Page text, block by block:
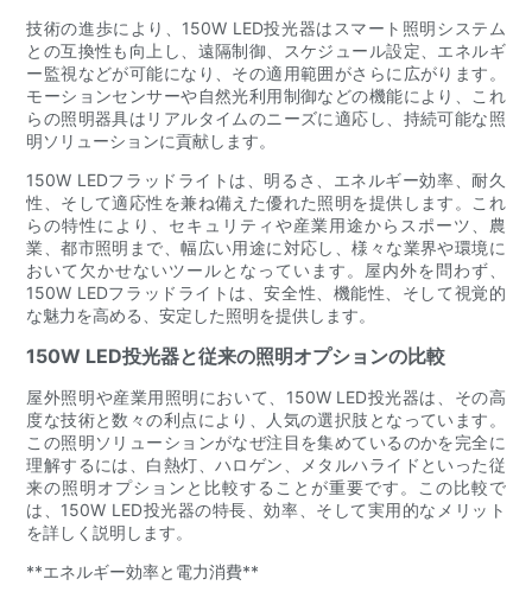
技術の進歩により、150W LED投光器はスマート照明システム
との互換性も向上し、遠隔制御、スケジュール設定、エネルギ
ー監視などが可能になり、その適用範囲がさらに広がります。
モーションセンサーや自然光利用制御などの機能により、これ
らの照明器具はリアルタイムのニーズに適応し、持続可能な照
明ソリューションに貢献します。
150W LEDフラッドライトは、明るさ、エネルギー効率、耐久
性、そして適応性を兼ね備えた優れた照明を提供します。これ
らの特性により、セキュリティや産業用途からスポーツ、農
業、都市照明まで、幅広い用途に対応し、様々な業界や環境に
おいて欠かせないツールとなっています。屋内外を問わず、
150W LEDフラッドライトは、安全性、機能性、そして視覚的
な魅力を高める、安定した照明を提供します。
150W LED投光器と従来の照明オプションの比較
屋外照明や産業用照明において、150W LED投光器は、その高
度な技術と数々の利点により、人気の選択肢となっています。
この照明ソリューションがなぜ注目を集めているのかを完全に
理解するには、白熱灯、ハロゲン、メタルハライドといった従
来の照明オプションと比較することが重要です。この比較で
は、150W LED投光器の特長、効率、そして実用的なメリット
を詳しく説明します。
**エネルギー効率と電力消費**